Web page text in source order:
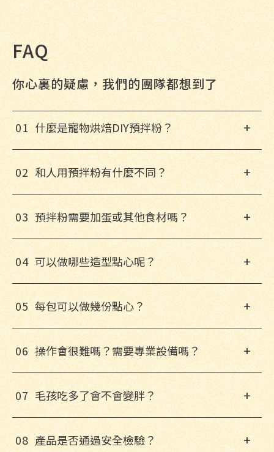
FAQ
你心裏的疑慮，我們的團隊都想到了
01 什麼是寵物烘焙DIY預拌粉？ +
02 和人用預拌粉有什麼不同？ +
03 預拌粉需要加蛋或其他食材嗎？ +
04 可以做哪些造型點心呢？ +
05 每包可以做幾份點心？ +
06 操作會很難嗎？需要專業設備嗎？ +
07 毛孩吃多了會不會變胖？ +
08 產品是否通過安全檢驗？ +